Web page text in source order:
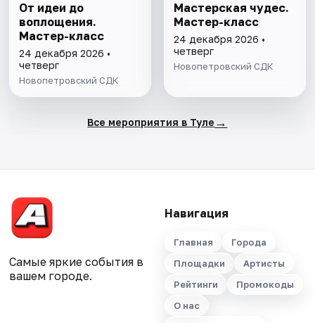
От идеи до
воплощения.
Мастер-класс
24 декабря 2026 •
четверг
Новопетровский СДК
Мастерская чудес.
Мастер-класс
24 декабря 2026 •
четверг
Новопетровский СДК
Все мероприятия в Туле →
Самые яркие события в
вашем городе.
Навигация
Главная
Города
Площадки
Артисты
Рейтинги
Промокоды
О нас